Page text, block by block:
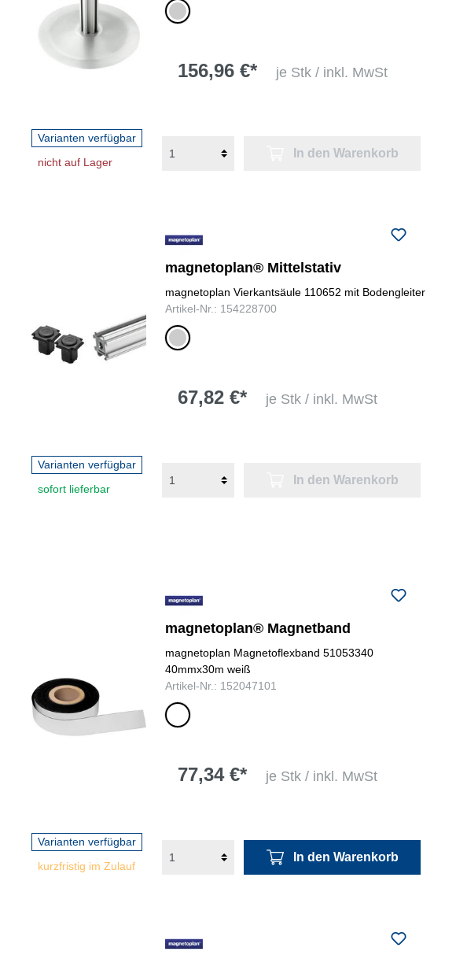
silber
156,96 €* je Stk / inkl. MwSt
Varianten verfügbar
nicht auf Lager
In den Warenkorb
magnetoplan® Mittelstativ
magnetoplan Vierkantsäule 110652 mit Bodengleiter
Artikel-Nr.: 154228700
silber
67,82 €* je Stk / inkl. MwSt
Varianten verfügbar
sofort lieferbar
In den Warenkorb
magnetoplan® Magnetband
magnetoplan Magnetoflexband 51053340
40mmx30m weiß
Artikel-Nr.: 152047101
weiß
77,34 €* je Stk / inkl. MwSt
Varianten verfügbar
kurzfristig im Zulauf
In den Warenkorb